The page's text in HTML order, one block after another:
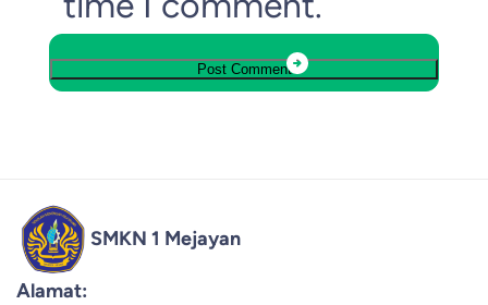
SMKN 1 Mejayan
Alamat: